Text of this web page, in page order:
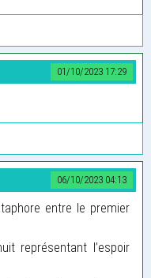
01/10/2023 17:29
06/10/2023 04:13
entre le premier
représentant l’espoir